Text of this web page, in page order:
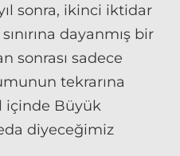
sonra, ikinci iktidar
dayanmış bir
sonrası sadece
tekrarına
içinde Büyük
diyeceğimiz